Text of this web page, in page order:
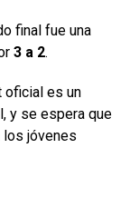
final fue una
3 a 2.
oficial es un
y se espera que
los jóvenes